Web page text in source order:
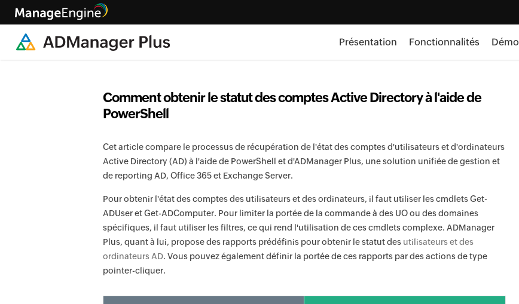
Présentation Fonctionnalités Démo
Comment obtenir le statut des comptes Active Directory à l'aide de
PowerShell
Cet article compare le processus de récupération de l'état des comptes d'utilisateurs et d'ordinateurs
Active Directory (AD) à l'aide de PowerShell et d'ADManager Plus, une solution unifiée de gestion et
de reporting AD, Office 365 et Exchange Server.
Pour obtenir l'état des comptes des utilisateurs et des ordinateurs, il faut utiliser les cmdlets Get-
ADUser et Get-ADComputer. Pour limiter la portée de la commande à des UO ou des domaines
spécifiques, il faut utiliser les filtres, ce qui rend l'utilisation de ces cmdlets complexe. ADManager
Plus, quant à lui, propose des rapports prédéfinis pour obtenir le statut des utilisateurs et des
ordinateurs AD. Vous pouvez également définir la portée de ces rapports par des actions de type
pointer-cliquer.